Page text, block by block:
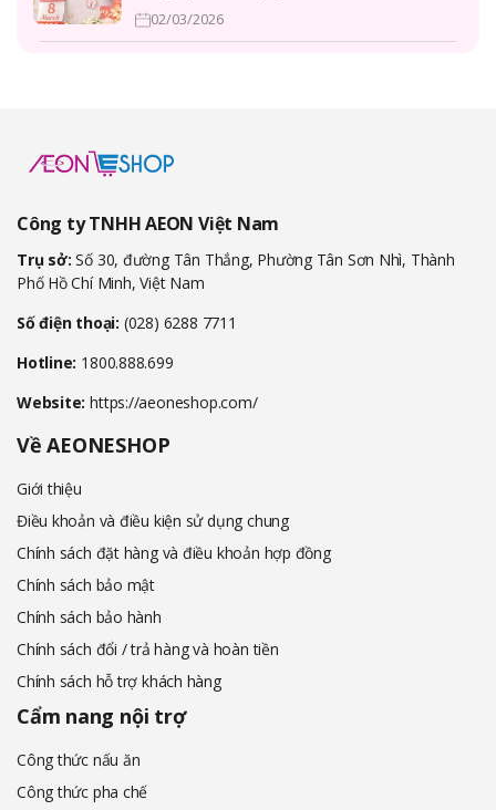
02/03/2026
Công ty TNHH AEON Việt Nam
Trụ sở: Số 30, đường Tân Thắng, Phường Tân Sơn Nhì, Thành
Phố Hồ Chí Minh, Việt Nam
Số điện thoại: (028) 6288 7711
Hotline: 1800.888.699
Website: https://aeoneshop.com/
Về AEONESHOP
Giới thiệu
Điều khoản và điều kiện sử dụng chung
Chính sách đặt hàng và điều khoản hợp đồng
Chính sách bảo mật
Chính sách bảo hành
Chính sách đổi / trả hàng và hoàn tiền
Chính sách hỗ trợ khách hàng
Cẩm nang nội trợ
Công thức nấu ăn
Công thức pha chế